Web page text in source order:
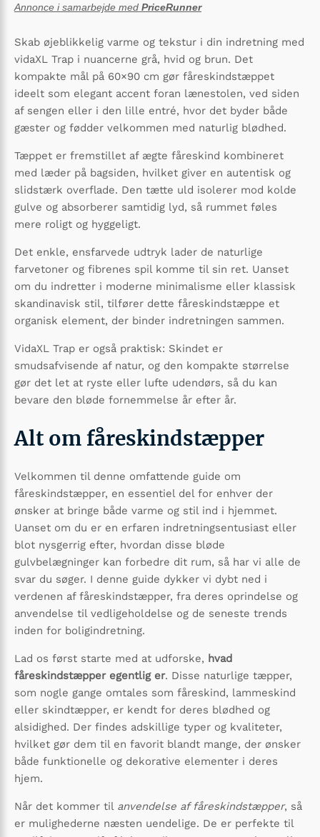
Annonce i samarbejde med PriceRunner
Skab øjeblikkelig varme og tekstur i din indretning med
vidaXL Trap i nuancerne grå, hvid og brun. Det
kompakte mål på 60×90 cm gør fåreskindstæppet
ideelt som elegant accent foran lænestolen, ved siden
af sengen eller i den lille entré, hvor det byder både
gæster og fødder velkommen med naturlig blødhed.
Tæppet er fremstillet af ægte fåreskind kombineret
med læder på bagsiden, hvilket giver en autentisk og
slidstærk overflade. Den tætte uld isolerer mod kolde
gulve og absorberer samtidig lyd, så rummet føles
mere roligt og hyggeligt.
Det enkle, ensfarvede udtryk lader de naturlige
farvetoner og fibrenes spil komme til sin ret. Uanset
om du indretter i moderne minimalisme eller klassisk
skandinavisk stil, tilfører dette fåreskindstæppe et
organisk element, der binder indretningen sammen.
VidaXL Trap er også praktisk: Skindet er
smudsafvisende af natur, og den kompakte størrelse
gør det let at ryste eller lufte udendørs, så du kan
bevare den bløde fornemmelse år efter år.
Alt om fåreskindstæpper
Velkommen til denne omfattende guide om
fåreskindstæpper, en essentiel del for enhver der
ønsker at bringe både varme og stil ind i hjemmet.
Uanset om du er en erfaren indretningsentusiast eller
blot nysgerrig efter, hvordan disse bløde
gulvbelægninger kan forbedre dit rum, så har vi alle de
svar du søger. I denne guide dykker vi dybt ned i
verdenen af fåreskindstæpper, fra deres oprindelse og
anvendelse til vedligeholdelse og de seneste trends
inden for boligindretning.
Lad os først starte med at udforske, hvad
fåreskindstæpper egentlig er. Disse naturlige tæpper,
som nogle gange omtales som fåreskind, lammeskind
eller skindtæpper, er kendt for deres blødhed og
alsidighed. Der findes adskillige typer og kvaliteter,
hvilket gør dem til en favorit blandt mange, der ønsker
både funktionelle og dekorative elementer i deres
hjem.
Når det kommer til anvendelse af fåreskindstæpper, så
er mulighederne næsten uendelige. De er perfekte til